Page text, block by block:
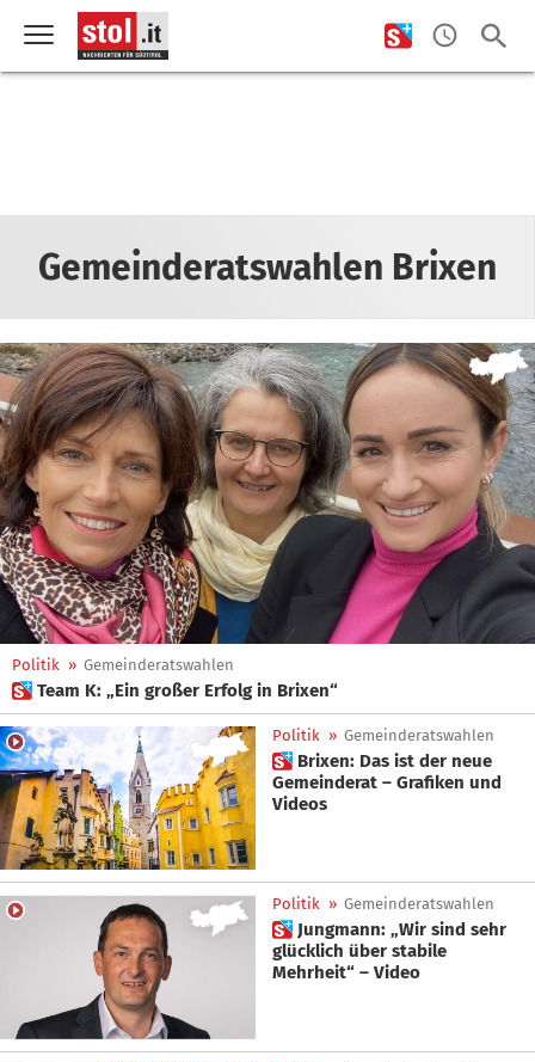
Gemeinderatswahlen Brixen
Politik » Gemeinderatswahlen
 Team K: „Ein großer Erfolg in Brixen“
Politik » Gemeinderatswahlen
 Brixen: Das ist der neue
Gemeinderat – Grafiken und
Videos
Politik » Gemeinderatswahlen
 Jungmann: „Wir sind sehr
glücklich über stabile
Mehrheit“ – Video